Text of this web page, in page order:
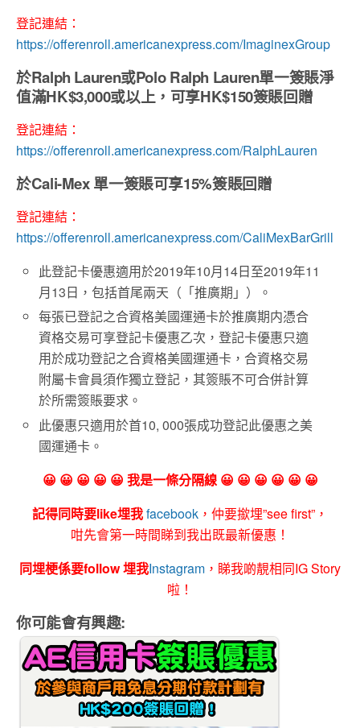
登記連結：
https://offerenroll.americanexpress.com/ImaginexGroup
於Ralph Lauren或Polo Ralph Lauren單一簽賬淨
值滿HK$3,000或以上，可享HK$150簽賬回贈
登記連結：
https://offerenroll.americanexpress.com/RalphLauren
於Cali-Mex單一簽賬可享15%簽賬回贈
登記連結：
https://offerenroll.americanexpress.com/CaliMexBarGrill
此登記卡優惠適用於2019年10月14日至2019年11
月13日，包括首尾兩天（「推廣期」）。
每張已登記之合資格美國運通卡於推廣期内憑合
資格交易可享登記卡優惠乙次，登記卡優惠只適
用於成功登記之合資格美國運通卡，合資格交易
附屬卡會員須作獨立登記，其簽賬不可合併計算
於所需簽賬要求。
此優惠只適用於首10, 000張成功登記此優惠之美
國運通卡。
😀 😀 😀 😀 😀 我是一條分隔線 😀 😀 😀 😀 😀 😀
記得同時要like埋我facebook ，仲要撳埋”see first”，
咁先會第一時間睇到我出既最新優惠！
同埋梗係要follow 埋我Instagram ，睇我啲靚相同IG Story
啦！
你可能會有興趣: